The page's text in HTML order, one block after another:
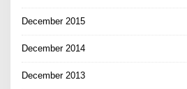
December 2015
December 2014
December 2013